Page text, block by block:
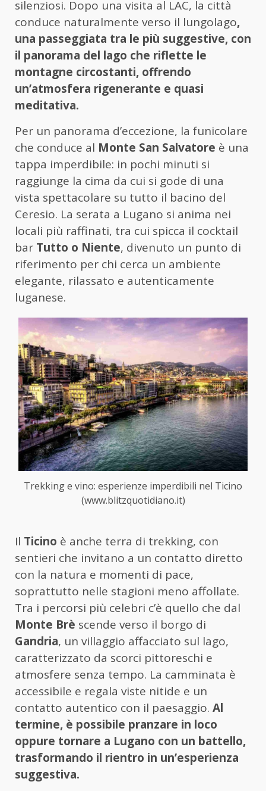
silenziosi. Dopo una visita al LAC, la città
conduce naturalmente verso il lungolago,
una passeggiata tra le più suggestive, con
il panorama del lago che riflette le
montagne circostanti, offrendo
un’atmosfera rigenerante e quasi
meditativa.
Per un panorama d’eccezione, la funicolare
che conduce al Monte San Salvatore è una
tappa imperdibile: in pochi minuti si
raggiunge la cima da cui si gode di una
vista spettacolare su tutto il bacino del
Ceresio. La serata a Lugano si anima nei
locali più raffinati, tra cui spicca il cocktail
bar Tutto o Niente, divenuto un punto di
riferimento per chi cerca un ambiente
elegante, rilassato e autenticamente
luganese.
Trekking e vino: esperienze imperdibili nel Ticino
(www.blitzquotidiano.it)
Il Ticino è anche terra di trekking, con
sentieri che invitano a un contatto diretto
con la natura e momenti di pace,
soprattutto nelle stagioni meno affollate.
Tra i percorsi più celebri c’è quello che dal
Monte Brè scende verso il borgo di
Gandria, un villaggio affacciato sul lago,
caratterizzato da scorci pittoreschi e
atmosfere senza tempo. La camminata è
accessibile e regala viste nitide e un
contatto autentico con il paesaggio. Al
termine, è possibile pranzare in loco
oppure tornare a Lugano con un battello,
trasformando il rientro in un’esperienza
suggestiva.